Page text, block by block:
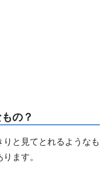
の？
と見てとれるようなも
ます。